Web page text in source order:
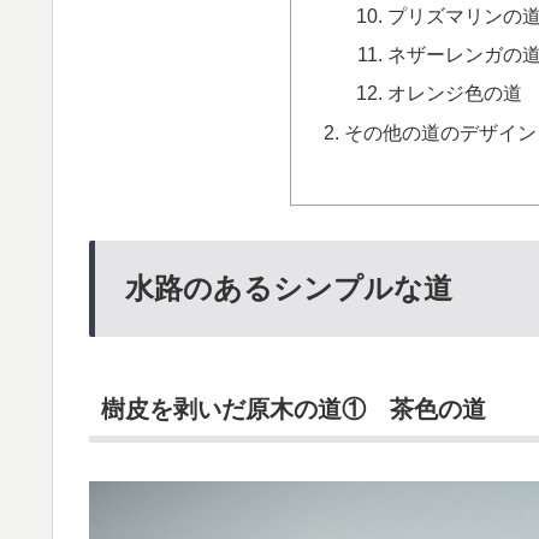
プリズマリンの
ネザーレンガの
オレンジ色の道
その他の道のデザイン
水路のあるシンプルな道
樹皮を剥いだ原木の道① 茶色の道